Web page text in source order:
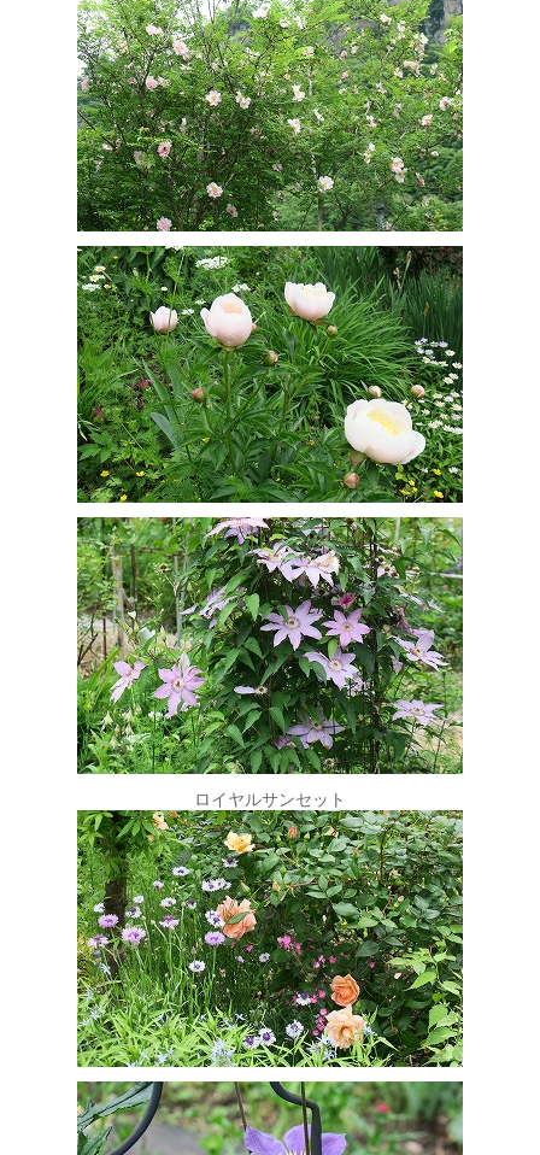
ロイヤルサンセット